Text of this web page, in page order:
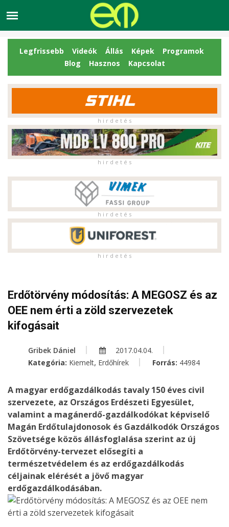
Legfrissebb Videók Állás Képek
Programok
Blog
Hasznos Kapcsolat
h i r d e t é s
h i r d e t é s
h i r d e t é s
h i r d e t é s
Erdőtörvény módosítás: A MEGOSZ és az
OEE nem érti a zöld szervezetek
kifogásait
Gribek Dániel
2017.04.04.
Kategória: Kiemelt, Erdőhírek Forrás: 44984
A magyar erdőgazdálkodás tavaly 150 éves civil
szervezete, az Országos Erdészeti Egyesület,
valamint a magánerdő-gazdálkodókat képviselő
Magán Erdőtulajdonosok és Gazdálkodók Országos
Szövetsége közös állásfoglalása szerint az új
Erdőtörvény-tervezet elősegíti a
természetvédelem és az erdőgazdálkodás
céljainak elérését a jövő magyar
erdőgazdálkodásában.